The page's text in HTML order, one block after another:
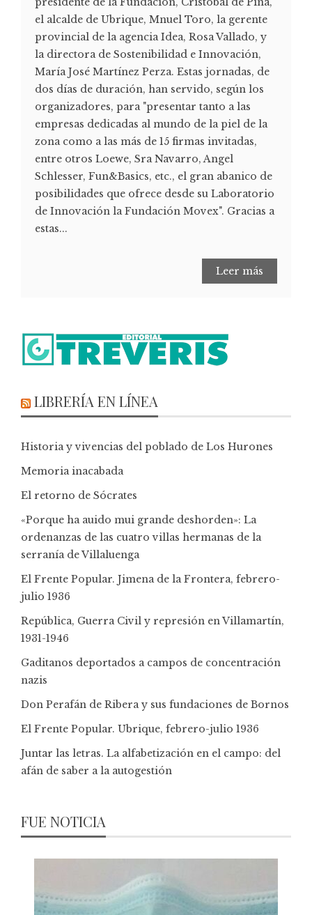
el alcalde de Ubrique, Mnuel Toro, la gerente
provincial de la agencia Idea, Rosa Vallado, y
la directora de Sostenibilidad e Innovación,
María José Martínez Perza. Estas jornadas, de
dos días de duración, han servido, según los
organizadores, para "presentar tanto a las
empresas dedicadas al mundo de la piel de la
zona como a las más de 15 firmas invitadas,
entre otros Loewe, Sra Navarro, Angel
Schlesser, Fun&Basics, etc., el gran abanico de
posibilidades que ofrece desde su Laboratorio
de Innovación la Fundación Movex". Gracias a
estas...
Leer más
LIBRERÍA EN LÍNEA
Historia y vivencias del poblado de Los Hurones
Memoria inacabada
El retorno de Sócrates
«Porque ha auido mui grande deshorden»: La
ordenanzas de las cuatro villas hermanas de la
serranía de Villaluenga
El Frente Popular. Jimena de la Frontera, febrero-
julio 1936
República, Guerra Civil y represión en Villamartín,
1931-1946
Gaditanos deportados a campos de concentración
nazis
Don Perafán de Ribera y sus fundaciones de Bornos
El Frente Popular. Ubrique, febrero-julio 1936
Juntar las letras. La alfabetización en el campo: del
afán de saber a la autogestión
FUE NOTICIA